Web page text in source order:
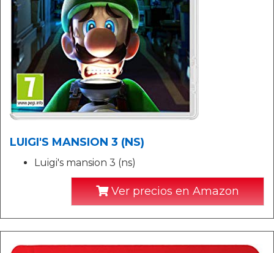
LUIGI'S MANSION 3 (NS)
Luigi's mansion 3 (ns)
Ver precios en Amazon